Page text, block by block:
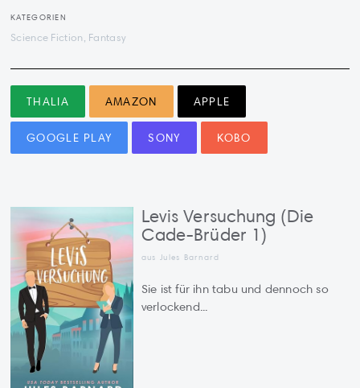
KATEGORIEN
Science Fiction, Fantasy
THALIA AMAZON APPLE
GOOGLE PLAY SONY KOBO
Levis Versuchung (Die
Cade-Brüder 1)
aus Jules Barnard
Sie ist für ihn tabu und dennoch so
verlockend...